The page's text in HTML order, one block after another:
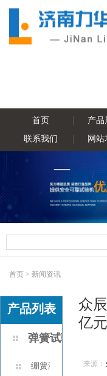
首页 产品
联系我们
网站
首页 > 新闻资讯
产品列表
弹簧试验机
绷簧测力计的作业
众
亿
来源：